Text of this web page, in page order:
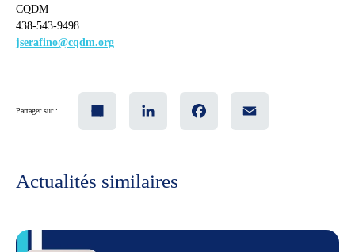
CQDM
438-543-9498
jserafino@cqdm.org
Partager sur :
Actualités similaires